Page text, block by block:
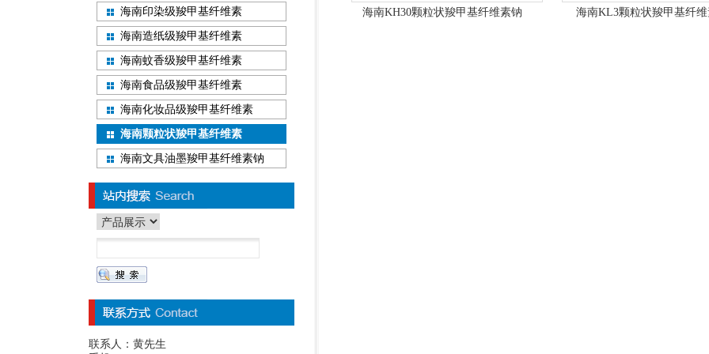
海南印染级羧甲基纤维素
海南造纸级羧甲基纤维素
海南蚊香级羧甲基纤维素
海南食品级羧甲基纤维素
海南化妆品级羧甲基纤维素
海南颗粒状羧甲基纤维素
海南文具油墨羧甲基纤维素钠
联系人：黄先生
海南KH30颗粒状羧甲基纤维素钠 海南KL3颗粒状羧甲基纤维